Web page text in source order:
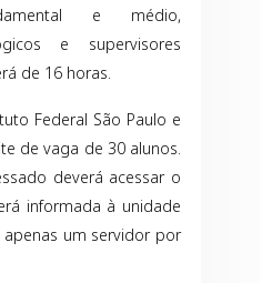
e médio,
e supervisores
de 16 horas.
Federal São Paulo e
de vaga de 30 alunos.
deverá acessar o
informada à unidade
um servidor por